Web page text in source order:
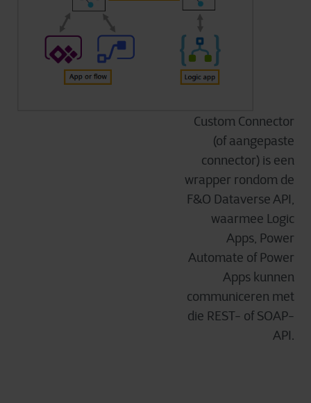
Custom Connector
(of aangepaste
connector) is een
wrapper rondom de
F&O Dataverse API,
waarmee Logic
Apps, Power
Automate of Power
Apps kunnen
communiceren met
die REST- of SOAP-
API.